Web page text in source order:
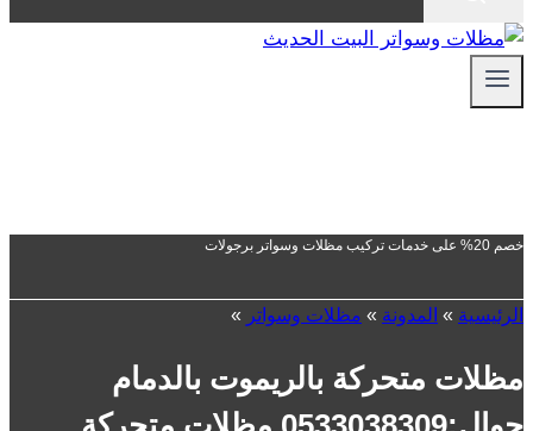
خصم 20% على خدمات تركيب مظلات وسواتر برجولات
الرئيسية » المدونة » مظلات وسواتر »
مظلات متحركة بالريموت بالدمام